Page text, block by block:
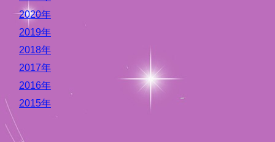
2020年
2019年
2018年
2017年
2016年
2015年